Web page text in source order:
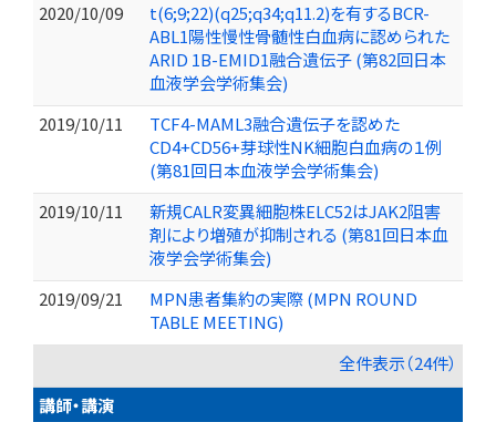
2020/10/09
t(6;9;22)(q25;q34;q11.2)を有するBCR-
ABL1陽性慢性骨髄性白血病に認められた
ARID 1B-EMID1融合遺伝子 (第82回日本
血液学会学術集会)
2019/10/11
TCF4-MAML3融合遺伝子を認めた
CD4+CD56+芽球性NK細胞白血病の１例
(第81回日本血液学会学術集会)
2019/10/11
新規CALR変異細胞株ELC52はJAK2阻害
剤により増殖が抑制される (第81回日本血
液学会学術集会)
2019/09/21
MPN患者集約の実際 (MPN ROUND
TABLE MEETING)
全件表示（24件）
講師・講演